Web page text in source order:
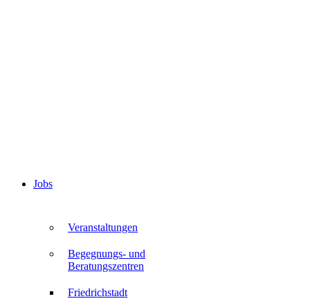
Veranstaltungen
Begegnungs- und
Beratungszentren
Friedrichstadt
Jobs